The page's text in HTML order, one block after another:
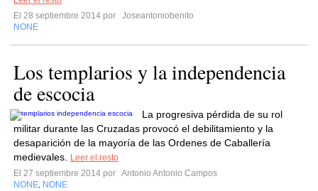
El 28 septiembre 2014 por
Joseantoniobenito
NONE
Los templarios y la independencia
de escocia
La progresiva pérdida de su rol
militar durante las Cruzadas provocó el debilitamiento y la
desaparición de la mayoría de las Ordenes de Caballería
medievales.
Leer el resto
El 27 septiembre 2014 por Antonio Antonio Campos
NONE NONE